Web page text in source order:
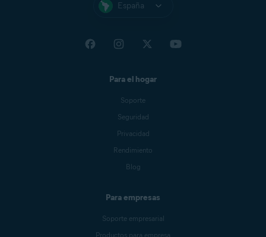
España
Para el hogar
Soporte
Seguridad
Privacidad
Rendimiento
Blog
Para empresas
Soporte empresarial
Productos para empresa